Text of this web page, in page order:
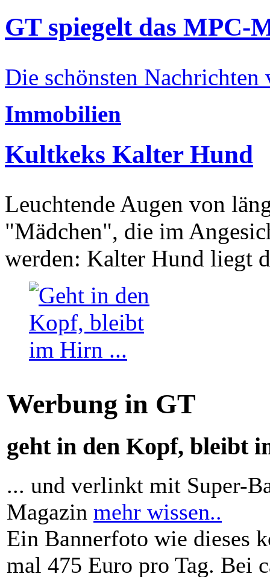
GT spiegelt das MPC-
Die schönsten Nachrichten
Immobilien
Kultkeks Kalter Hund
Leuchtende Augen von
"Mädchen", die im
werden: Kalter Hund liegt
Werbung in GT
geht in den Kopf, bleibt
... und verlinkt mit Super-
Magazin mehr wissen..
Ein Bannerfoto wie dieses
mal 475 Euro pro Tag. Bei